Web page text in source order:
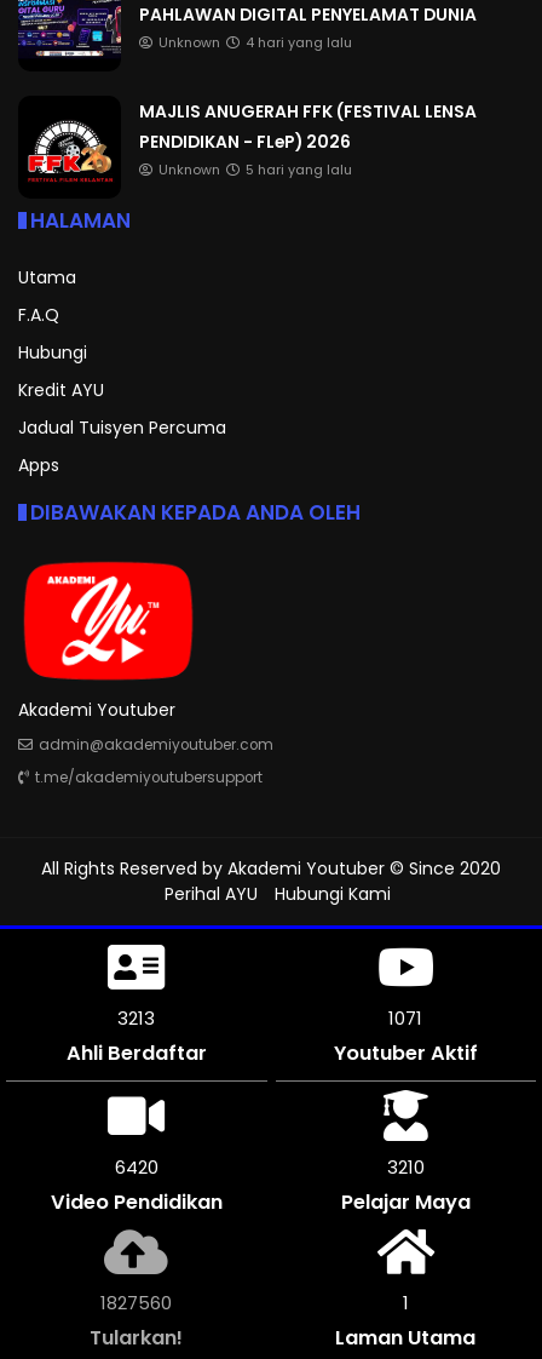
PAHLAWAN DIGITAL PENYELAMAT DUNIA
Unknown 4 hari yang lalu
MAJLIS ANUGERAH FFK (FESTIVAL LENSA
PENDIDIKAN - FLeP) 2026
Unknown 5 hari yang lalu
HALAMAN
Utama
F.A.Q
Hubungi
Kredit AYU
Jadual Tuisyen Percuma
Apps
DIBAWAKAN KEPADA ANDA OLEH
Akademi Youtuber
admin@akademiyoutuber.com
t.me/akademiyoutubersupport
All Rights Reserved by Akademi Youtuber © Since 2020
Perihal AYU
Hubungi Kami
3624
Ahli Berdaftar
1208
Youtuber Aktif
7242
Video Pendidikan
3621
Pelajar Maya
2061556
Tularkan!
1
Laman Utama